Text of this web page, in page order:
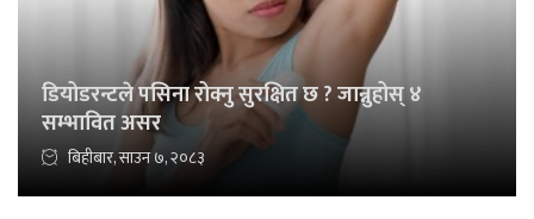
डियोडरन्टले पसिना रोक्नु सुरक्षित छ ? जान्नुहोस् ४
सम्भावित असर
बिहीबार, साउन ७, २०८३